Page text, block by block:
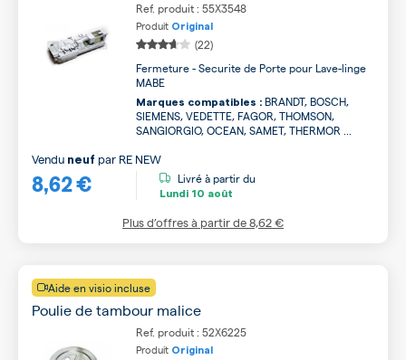
Ref. produit : 55X3548
Produit Original
(22)
Fermeture - Securite de Porte pour Lave-linge
MABE
Marques compatibles : BRANDT, BOSCH,
SIEMENS, VEDETTE, FAGOR, THOMSON,
SANGIORGIO, OCEAN, SAMET, THERMOR ...
8,62 €
Vendu neuf par RE NEW
Livré à partir du
Lundi 10 août
Plus d’offres à partir de8,62 €
Aide en visio incluse
Poulie de tambour malice
Ref. produit : 52X6225
Produit Original